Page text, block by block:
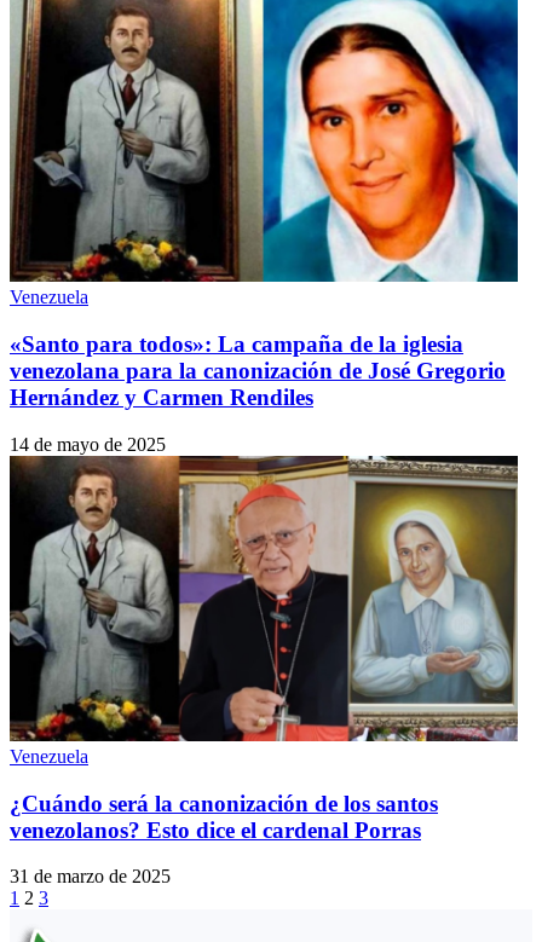
Venezuela
«Santo para todos»: La campaña de la iglesia
venezolana para la canonización de José Gregorio
Hernández y Carmen Rendiles
14 de mayo de 2025
Venezuela
¿Cuándo será la canonización de los santos
venezolanos? Esto dice el cardenal Porras
31 de marzo de 2025
1 2 3